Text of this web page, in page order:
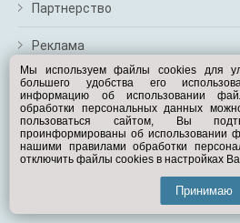
Партнерство
Реклама
Перейти на полную
Вам помочь?
© Exist.ru
Мы используем файлы cookies для
большего удобства его
информацию об использовании
обработки персональных данных
пользоваться сайтом, Вы
проинформированы об использовании
нашими правилами обработки
отключить файлы cookies в настройках
Принимаю